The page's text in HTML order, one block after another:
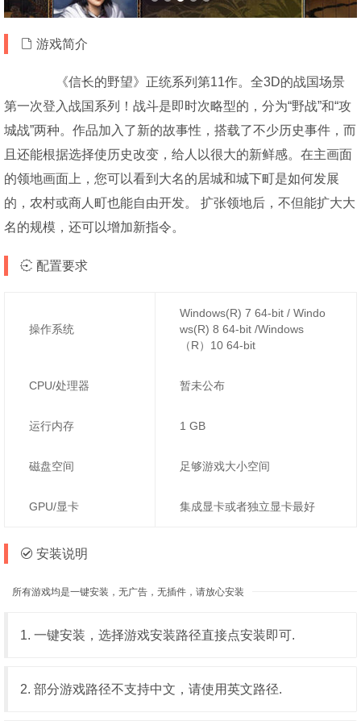
游戏简介
《信长的野望》正统系列第11作。全3D的战国场景
第一次登入战国系列！战斗是即时次略型的，分为“野战”和“攻
城战”两种。作品加入了新的故事性，搭载了不少历史事件，而
且还能根据选择使历史改变，给人以很大的新鲜感。在主画面
的领地画面上，您可以看到大名的居城和城下町是如何发展
的，农村或商人町也能自由开发。 扩张领地后，不但能扩大大
名的规模，还可以增加新指令。
配置要求
操作系统
Windows(R) 7 64-bit / Windo
ws(R) 8 64-bit /Windows
（R）10 64-bit
CPU/处理器 暂未公布
运行内存 1 GB
磁盘空间 足够游戏大小空间
GPU/显卡 集成显卡或者独立显卡最好
安装说明
所有游戏均是一键安装，无广告，无插件，请放心安装
1. 一键安装，选择游戏安装路径直接点安装即可.
2. 部分游戏路径不支持中文，请使用英文路径.